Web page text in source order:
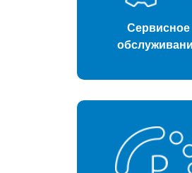
Сервисное